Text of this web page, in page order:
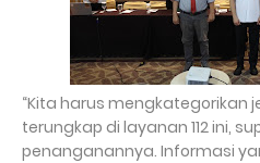
“Kita harus mengkategorikan
terungkap di layanan 112 ini,
penanganannya. Informasi